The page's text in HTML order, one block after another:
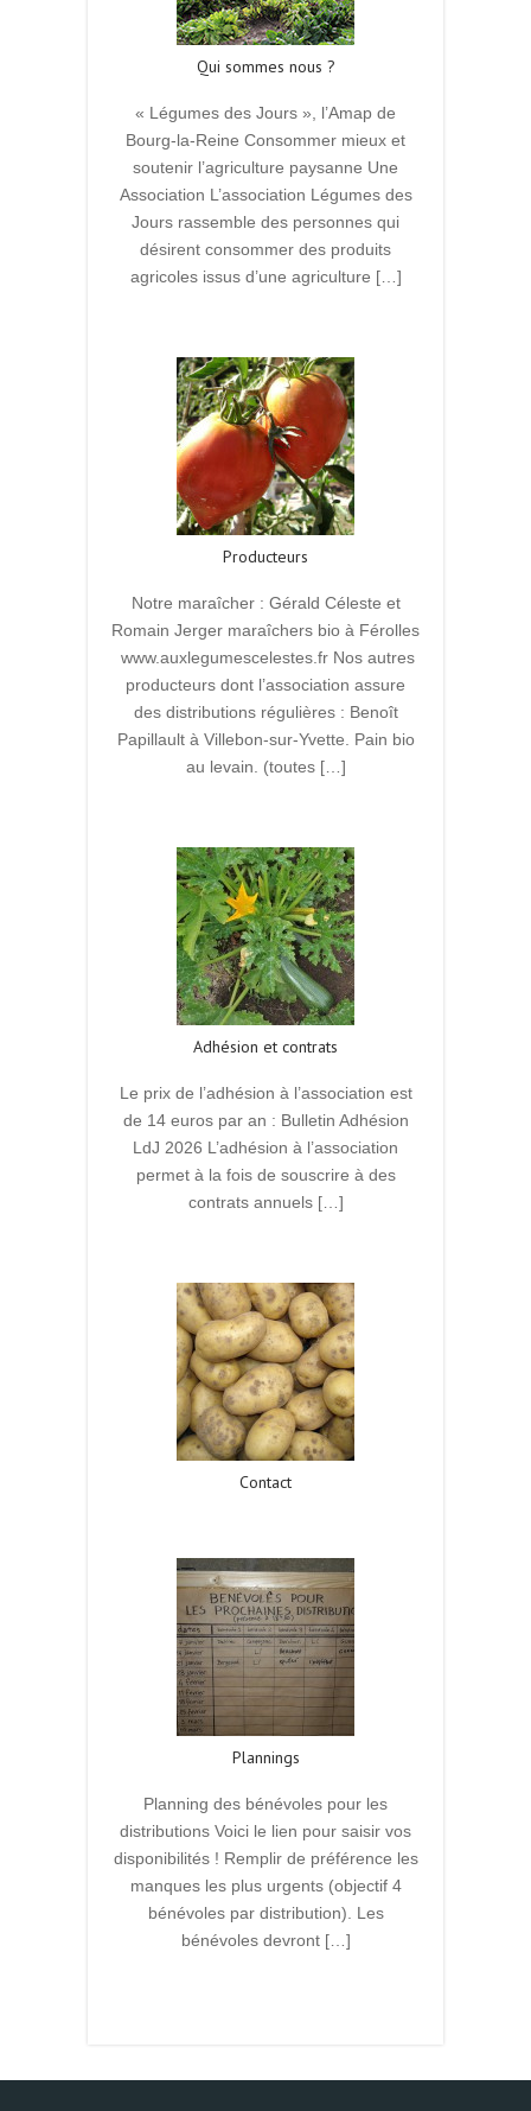
Qui sommes nous ?
« Légumes des Jours », l’Amap de
Bourg-la-Reine Consommer mieux et
soutenir l’agriculture paysanne Une
Association L’association Légumes des
Jours rassemble des personnes qui
désirent consommer des produits
agricoles issus d’une agriculture […]
Producteurs
Notre maraîcher : Gérald Céleste et
Romain Jerger maraîchers bio à Férolles
www.auxlegumescelestes.fr Nos autres
producteurs dont l’association assure
des distributions régulières : Benoît
Papillault à Villebon-sur-Yvette. Pain bio
au levain. (toutes […]
Adhésion et contrats
Le prix de l’adhésion à l’association est
de 14 euros par an : Bulletin Adhésion
LdJ 2026 L’adhésion à l’association
permet à la fois de souscrire à des
contrats annuels […]
Contact
Plannings
Planning des bénévoles pour les
distributions Voici le lien pour saisir vos
disponibilités ! Remplir de préférence les
manques les plus urgents (objectif 4
bénévoles par distribution). Les
bénévoles devront […]